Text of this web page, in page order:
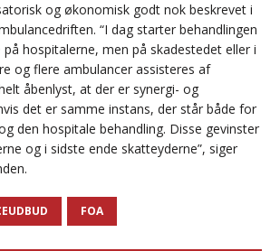
og økonomisk godt nok beskrevet i
“I dag starter behandlingen
hospitalerne, men på skadestedet eller i
og flere ambulancer assisteres af
åbenlyst, at der er synergi- og
det er samme instans, der står både for
den hospitale behandling. Disse gevinster
og i sidste ende skatteyderne”, siger
FOA